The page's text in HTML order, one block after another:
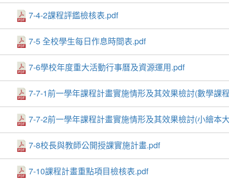
7-4-2課程評鑑檢核表.pdf
7-5 全校學生每日作息時間表.pdf
7-6學校年度重大活動行事曆及資源運用.pdf
7-7-1前一學年課程計畫實施情形及其效果檢討(數學課
7-7-2前一學年課程計畫實施情形及其效果檢討(小繪本
7-8校長與教師公開授課實施計畫.pdf
7-10課程計畫重點項目檢核表.pdf